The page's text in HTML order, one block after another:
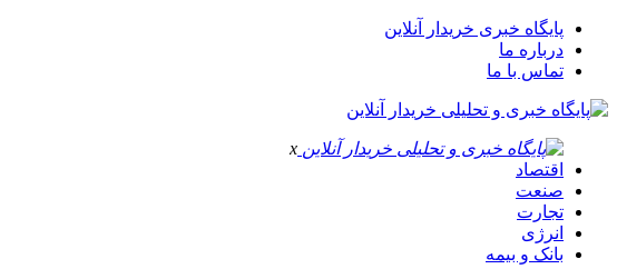
پایگاه خبری خریدار آنلاین
درباره ما
تماس با ما
x
اقتصاد
صنعت
تجارت
انرژی
بانک و بیمه